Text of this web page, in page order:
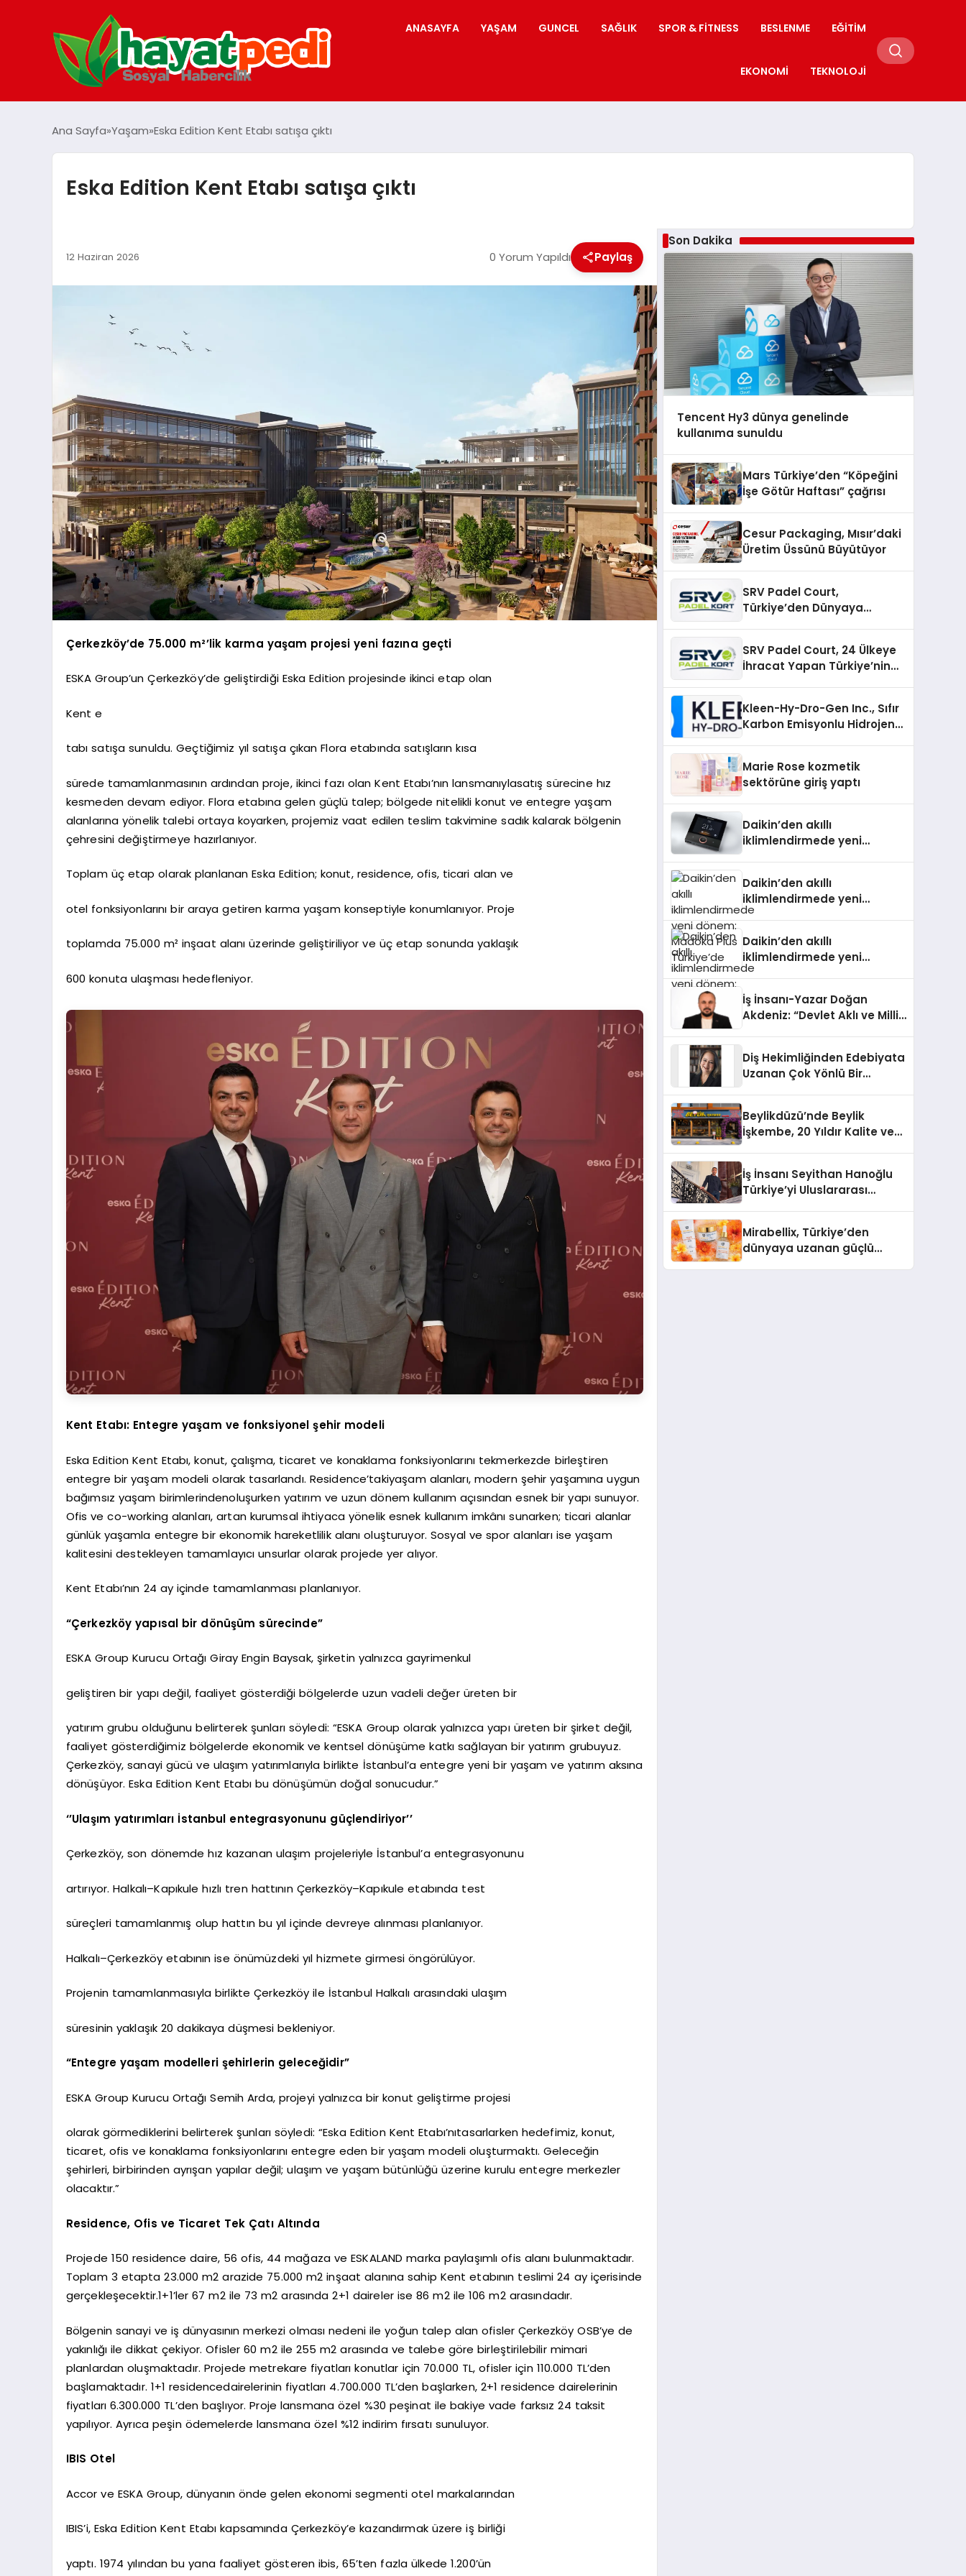
ANASAYFA YAŞAM GUNCEL SAĞLIK SPOR & FITNESS BESLENME EĞITIM
EKONOMI TEKNOLOJI
Ana Sayfa Yaşam Eska Edition Kent Etabı satışa çıktı
Eska Edition Kent Etabı satışa çıktı
12 Haziran 2026 0 Yorum Yapıldı Paylaş
Çerkezköy’de 75.000 m²’lik karma yaşam projesi yeni fazına geçti
ESKA Group’un Çerkezköy’de geliştirdiği Eska Edition projesinde ikinci etap olan
Kent e
tabı satışa sunuldu. Geçtiğimiz yıl satışa çıkan Flora etabında satışların kısa
sürede tamamlanmasının ardından proje, ikinci fazı olan Kent Etabı’nın lansmanıylasatış sürecine hız
kesmeden devam ediyor. Flora etabına gelen güçlü talep; bölgede nitelikli konut ve entegre yaşam
alanlarına yönelik talebi ortaya koyarken, projemiz vaat edilen teslim takvimine sadık kalarak bölgenin
çehresini değiştirmeye hazırlanıyor.
Toplam üç etap olarak planlanan Eska Edition; konut, residence, ofis, ticari alan ve
otel fonksiyonlarını bir araya getiren karma yaşam konseptiyle konumlanıyor. Proje
toplamda 75.000 m² inşaat alanı üzerinde geliştiriliyor ve üç etap sonunda yaklaşık
600 konuta ulaşması hedefleniyor.
Kent Etabı: Entegre yaşam ve fonksiyonel şehir modeli
Eska Edition Kent Etabı, konut, çalışma, ticaret ve konaklama fonksiyonlarını tekmerkezde birleştiren
entegre bir yaşam modeli olarak tasarlandı. Residence’takiyaşam alanları, modern şehir yaşamına uygun
bağımsız yaşam birimlerindenoluşurken yatırım ve uzun dönem kullanım açısından esnek bir yapı sunuyor.
Ofis ve co-working alanları, artan kurumsal ihtiyaca yönelik esnek kullanım imkânı sunarken; ticari alanlar
günlük yaşamla entegre bir ekonomik hareketlilik alanı oluşturuyor. Sosyal ve spor alanları ise yaşam
kalitesini destekleyen tamamlayıcı unsurlar olarak projede yer alıyor.
Kent Etabı’nın 24 ay içinde tamamlanması planlanıyor.
“Çerkezköy yapısal bir dönüşüm sürecinde”
ESKA Group Kurucu Ortağı Giray Engin Baysak, şirketin yalnızca gayrimenkul
geliştiren bir yapı değil, faaliyet gösterdiği bölgelerde uzun vadeli değer üreten bir
yatırım grubu olduğunu belirterek şunları söyledi: “ESKA Group olarak yalnızca yapı üreten bir şirket değil,
faaliyet gösterdiğimiz bölgelerde ekonomik ve kentsel dönüşüme katkı sağlayan bir yatırım grubuyuz.
Çerkezköy, sanayi gücü ve ulaşım yatırımlarıyla birlikte İstanbul’a entegre yeni bir yaşam ve yatırım aksına
dönüşüyor. Eska Edition Kent Etabı bu dönüşümün doğal sonucudur.”
‘’Ulaşım yatırımları İstanbul entegrasyonunu güçlendiriyor’’
Çerkezköy, son dönemde hız kazanan ulaşım projeleriyle İstanbul’a entegrasyonunu
artırıyor. Halkalı–Kapıkule hızlı tren hattının Çerkezköy–Kapıkule etabında test
süreçleri tamamlanmış olup hattın bu yıl içinde devreye alınması planlanıyor.
Halkalı–Çerkezköy etabının ise önümüzdeki yıl hizmete girmesi öngörülüyor.
Projenin tamamlanmasıyla birlikte Çerkezköy ile İstanbul Halkalı arasındaki ulaşım
süresinin yaklaşık 20 dakikaya düşmesi bekleniyor.
“Entegre yaşam modelleri şehirlerin geleceğidir”
ESKA Group Kurucu Ortağı Semih Arda, projeyi yalnızca bir konut geliştirme projesi
olarak görmediklerini belirterek şunları söyledi: “Eska Edition Kent Etabı’nıtasarlarken hedefimiz, konut,
ticaret, ofis ve konaklama fonksiyonlarını entegre eden bir yaşam modeli oluşturmaktı. Geleceğin
şehirleri, birbirinden ayrışan yapılar değil; ulaşım ve yaşam bütünlüğü üzerine kurulu entegre merkezler
olacaktır.”
Residence, Ofis ve Ticaret Tek Çatı Altında
Projede 150 residence daire, 56 ofis, 44 mağaza ve ESKALAND marka paylaşımlı ofis alanı bulunmaktadır.
Toplam 3 etapta 23.000 m2 arazide 75.000 m2 inşaat alanına sahip Kent etabının teslimi 24 ay içerisinde
gerçekleşecektir.1+1’ler 67 m2 ile 73 m2 arasında 2+1 daireler ise 86 m2 ile 106 m2 arasındadır.
Bölgenin sanayi ve iş dünyasının merkezi olması nedeni ile yoğun talep alan ofisler Çerkezköy OSB’ye de
yakınlığı ile dikkat çekiyor. Ofisler 60 m2 ile 255 m2 arasında ve talebe göre birleştirilebilir mimari
planlardan oluşmaktadır. Projede metrekare fiyatları konutlar için 70.000 TL, ofisler için 110.000 TL’den
başlamaktadır. 1+1 residencedairelerinin fiyatları 4.700.000 TL’den başlarken, 2+1 residence dairelerinin
fiyatları 6.300.000 TL’den başlıyor. Proje lansmana özel %30 peşinat ile bakiye vade farksız 24 taksit
yapılıyor. Ayrıca peşin ödemelerde lansmana özel %12 indirim fırsatı sunuluyor.
IBIS Otel
Accor ve ESKA Group, dünyanın önde gelen ekonomi segmenti otel markalarından
IBIS’i, Eska Edition Kent Etabı kapsamında Çerkezköy’e kazandırmak üzere iş birliği
yaptı. 1974 yılından bu yana faaliyet gösteren ibis, 65’ten fazla ülkede 1.200’ün
Son Dakika
Tencent Hy3 dünya genelinde
kullanıma sunuldu
Mars Türkiye’den “Köpeğini
İşe Götür Haftası” çağrısı
Cesur Packaging, Mısır’daki
Üretim Üssünü Büyütüyor
SRV Padel Court,
Türkiye’den Dünyaya
SRV Padel Court, 24 Ülkeye
İhracat Yapan Türkiye’nin
Kleen-Hy-Dro-Gen Inc., Sıfır
Karbon Emisyonlu Hidrojen
Aldı
Marie Rose kozmetik
sektörüne giriş yaptı
Daikin’den akıllı
iklimlendirmede yeni
Daikin’den akıllı
iklimlendirmede yeni
dönem: Madoka Plus
Daikin’den akıllı
iklimlendirmede yeni
dönem: Madoka Plus
İş İnsanı-Yazar Doğan
Akdeniz: “Devlet Aklı ve Milli
Diş Hekimliğinden Edebiyata
Uzanan Çok Yönlü Bir
Beylikdüzü’nde Beylik
İşkembe, 20 Yıldır Kalite ve
İş İnsanı Seyithan Hanoğlu
Türkiye’yi Uluslararası
Mirabellix, Türkiye’den
dünyaya uzanan güçlü